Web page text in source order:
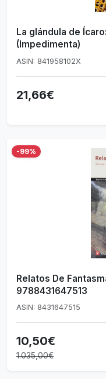
La glándula de
(Impedimenta)
ASIN: 841958102X
21,66€
-99%
Relatos De
9788431647513
ASIN: 8431647515
10,50€
1.035,00€